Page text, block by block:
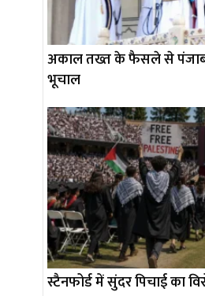
अकाल तख्त के फैसले से पंजाब
भूचाल
स्टैनफोर्ड में सुंदर पिचाई का